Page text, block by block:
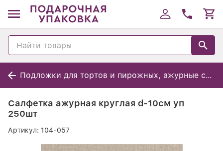
Подложки для тортов и пирожных, ажурные салфетки
Салфетка ажурная круглая d-10см уп
250шт
Артикул: 104-057